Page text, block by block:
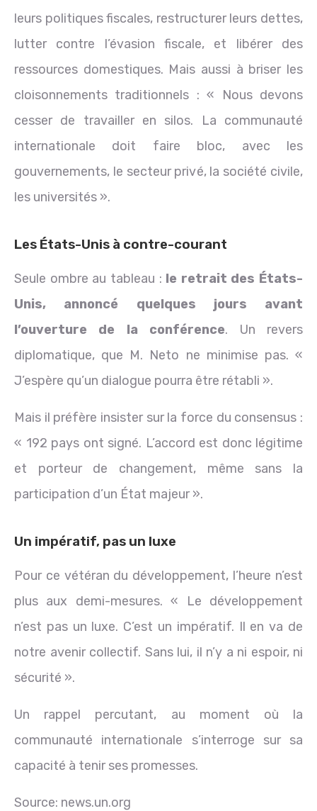
leurs politiques fiscales, restructurer leurs dettes,
lutter contre l’évasion fiscale, et libérer des
ressources domestiques. Mais aussi à briser les
cloisonnements traditionnels : « Nous devons
cesser de travailler en silos. La communauté
internationale doit faire bloc, avec les
gouvernements, le secteur privé, la société civile,
les universités ».
Les États-Unis à contre-courant
Seule ombre au tableau : le retrait des États-
Unis, annoncé quelques jours avant
l’ouverture de la conférence. Un revers
diplomatique, que M. Neto ne minimise pas. «
J’espère qu’un dialogue pourra être rétabli ».
Mais il préfère insister sur la force du consensus :
« 192 pays ont signé. L’accord est donc légitime
et porteur de changement, même sans la
participation d’un État majeur ».
Un impératif, pas un luxe
Pour ce vétéran du développement, l’heure n’est
plus aux demi-mesures. « Le développement
n’est pas un luxe. C’est un impératif. Il en va de
notre avenir collectif. Sans lui, il n’y a ni espoir, ni
sécurité ».
Un rappel percutant, au moment où la
communauté internationale s’interroge sur sa
capacité à tenir ses promesses.
Source: news.un.org